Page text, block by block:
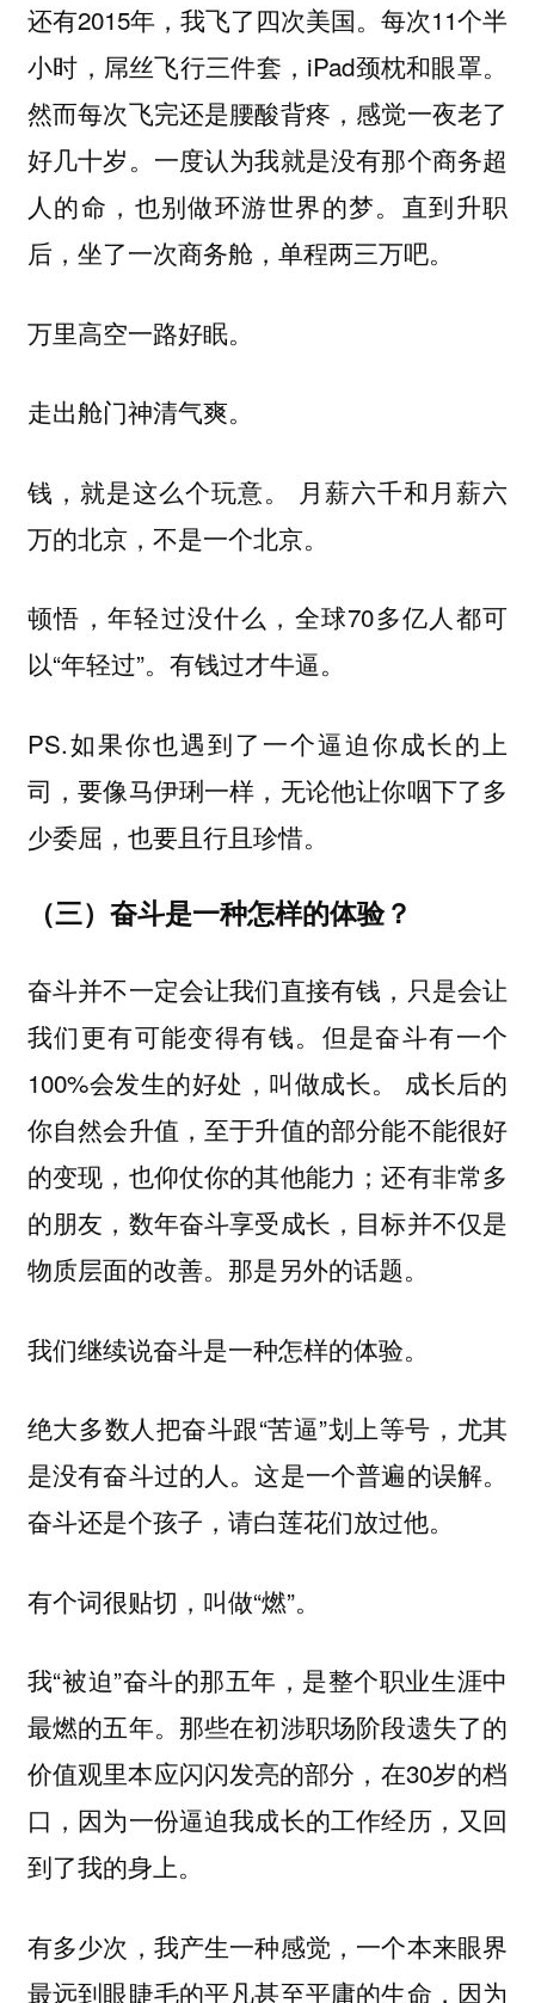
还有2015年，我飞了四次美国。每次11个半
小时，屌丝飞行三件套，iPad颈枕和眼罩。
然而每次飞完还是腰酸背疼，感觉一夜老了
好几十岁。一度认为我就是没有那个商务超
人的命，也别做环游世界的梦。直到升职
后，坐了一次商务舱，单程两三万吧。
万里高空一路好眠。
走出舱门神清气爽。
钱，就是这么个玩意。 月薪六千和月薪六
万的北京，不是一个北京。
顿悟，年轻过没什么，全球70多亿人都可
以“年轻过”。有钱过才牛逼。
PS.如果你也遇到了一个逼迫你成长的上
司，要像马伊琍一样，无论他让你咽下了多
少委屈，也要且行且珍惜。
（三）奋斗是一种怎样的体验？
奋斗并不一定会让我们直接有钱，只是会让
我们更有可能变得有钱。但是奋斗有一个
100%会发生的好处，叫做成长。 成长后的
你自然会升值，至于升值的部分能不能很好
的变现，也仰仗你的其他能力；还有非常多
的朋友，数年奋斗享受成长，目标并不仅是
物质层面的改善。那是另外的话题。
我们继续说奋斗是一种怎样的体验。
绝大多数人把奋斗跟“苦逼”划上等号，尤其
是没有奋斗过的人。这是一个普遍的误解。
奋斗还是个孩子，请白莲花们放过他。
有个词很贴切，叫做“燃”。
我“被迫”奋斗的那五年，是整个职业生涯中
最燃的五年。那些在初涉职场阶段遗失了的
价值观里本应闪闪发亮的部分，在30岁的档
口，因为一份逼迫我成长的工作经历，又回
到了我的身上。
有多少次，我产生一种感觉，一个本来眼界
最远到眼睫毛的平凡甚至平庸的生命，因为